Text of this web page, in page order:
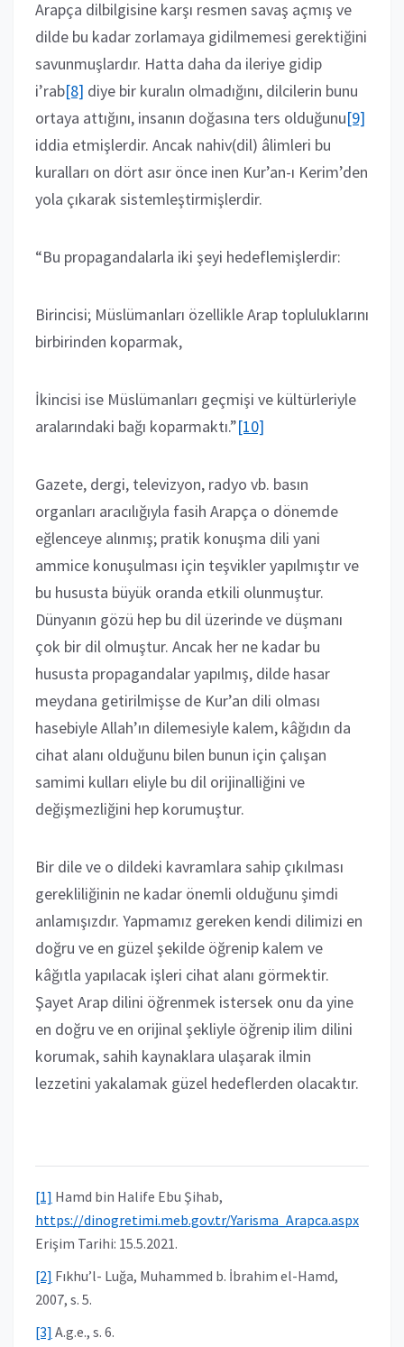
Arapça dilbilgisine karşı resmen savaş açmış ve
dilde bu kadar zorlamaya gidilmemesi gerektiğini
savunmuşlardır. Hatta daha da ileriye gidip
i’rab[8] diye bir kuralın olmadığını, dilcilerin bunu
ortaya attığını, insanın doğasına ters olduğunu[9]
iddia etmişlerdir. Ancak nahiv(dil) âlimleri bu
kuralları on dört asır önce inen Kur’an-ı Kerim’den
yola çıkarak sistemleştirmişlerdir.
“Bu propagandalarla iki şeyi hedeflemişlerdir:
Birincisi; Müslümanları özellikle Arap topluluklarını
birbirinden koparmak,
İkincisi ise Müslümanları geçmişi ve kültürleriyle
aralarındaki bağı koparmaktı.”[10]
Gazete, dergi, televizyon, radyo vb. basın
organları aracılığıyla fasih Arapça o dönemde
eğlenceye alınmış; pratik konuşma dili yani
ammice konuşulması için teşvikler yapılmıştır ve
bu hususta büyük oranda etkili olunmuştur.
Dünyanın gözü hep bu dil üzerinde ve düşmanı
çok bir dil olmuştur. Ancak her ne kadar bu
hususta propagandalar yapılmış, dilde hasar
meydana getirilmişse de Kur’an dili olması
hasebiyle Allah’ın dilemesiyle kalem, kâğıdın da
cihat alanı olduğunu bilen bunun için çalışan
samimi kulları eliyle bu dil orijinalliğini ve
değişmezliğini hep korumuştur.
Bir dile ve o dildeki kavramlara sahip çıkılması
gerekliliğinin ne kadar önemli olduğunu şimdi
anlamışızdır. Yapmamız gereken kendi dilimizi en
doğru ve en güzel şekilde öğrenip kalem ve
kâğıtla yapılacak işleri cihat alanı görmektir.
Şayet Arap dilini öğrenmek istersek onu da yine
en doğru ve en orijinal şekliyle öğrenip ilim dilini
korumak, sahih kaynaklara ulaşarak ilmin
lezzetini yakalamak güzel hedeflerden olacaktır.
[1] Hamd bin Halife Ebu Şihab,
https://dinogretimi.meb.gov.tr/Yarisma_Arapca.aspx
Erişim Tarihi: 15.5.2021.
[2] Fıkhu’l- Luğa, Muhammed b. İbrahim el-Hamd,
2007, s. 5.
[3] A.g.e., s. 6.